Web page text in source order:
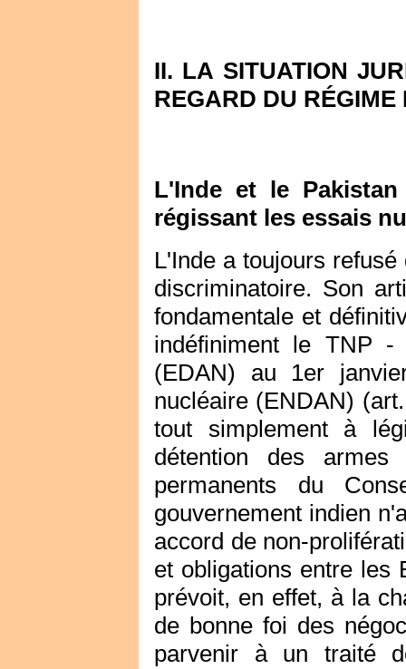
II. LA SITUATION
REGARD DU
L'Inde et le
régissant les essais
L'Inde a toujours
discriminatoire. Son
fondamentale et
indéfiniment le TNP
(EDAN) au 1er
nucléaire (ENDAN)
tout simplement à
détention des
permanents du
gouvernement indien
accord de non-
et obligations entre les
prévoit, en effet, à la
de bonne foi des
parvenir à un traité